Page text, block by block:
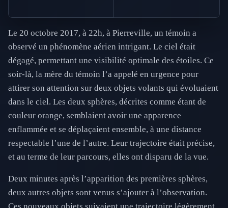
Le 20 octobre 2017, à 22h, à Pierreville, un témoin a
observé un phénomène aérien intrigant. Le ciel était
dégagé, permettant une visibilité optimale des étoiles. Ce
soir-là, la mère du témoin l’a appelé en urgence pour
attirer son attention sur deux objets volants qui évoluaient
dans le ciel. Les deux sphères, décrites comme étant de
couleur orange, semblaient avoir une apparence
enflammée et se déplaçaient ensemble, à une distance
respectable l’une de l’autre. Leur trajectoire était précise,
et au terme de leur parcours, elles ont disparu de la vue.
Deux minutes après l’apparition des premières sphères,
deux autres objets sont venus s’ajouter à l’observation.